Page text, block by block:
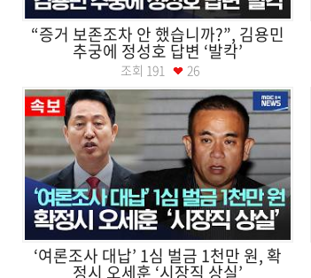
“증거 보존조차 안 했습니까?”, 김용민
추궁에 정성호 답변 ‘발칵’
조회 191 26
‘여론조사 대납’ 1심 벌금 1천만 원, 확
정시 오세훈 ‘시장직 상실’